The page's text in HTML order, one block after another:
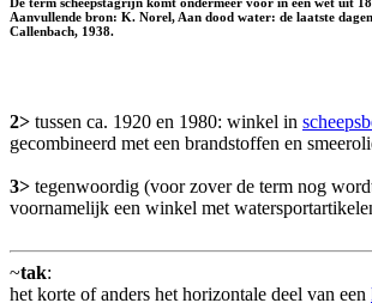
Aanvullende bron: K. Norel, Aan dood water: de laatste
Callenbach, 1938.
2> tussen ca. 1920 en 1980: winkel in
gecombineerd met een brandstoffen en
3> tegenwoordig (voor zover de term nog
voornamelijk een winkel met
~tak:
het korte of anders het horizontale deel van een